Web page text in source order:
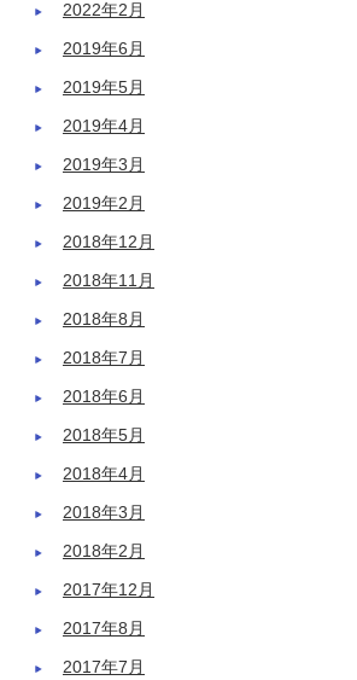
2022年2月
2019年6月
2019年5月
2019年4月
2019年3月
2019年2月
2018年12月
2018年11月
2018年8月
2018年7月
2018年6月
2018年5月
2018年4月
2018年3月
2018年2月
2017年12月
2017年8月
2017年7月